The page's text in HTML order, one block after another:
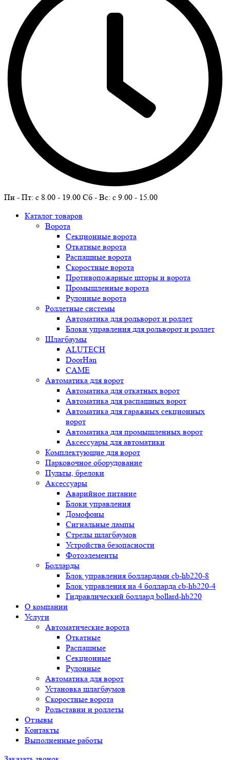
Пн - Пт: c 8.00 - 19.00 Сб - Вс: c 9.00 - 15.00
Каталог товаров
Ворота
Секционные ворота
Откатные ворота
Распашные ворота
Скоростные ворота
Противопожарные шторы и ворота
Промышленные ворота
Рулонные ворота
Роллетные системы
Автоматика для рольворот и роллет
Блоки управления для рольворот и роллет
Шлагбаумы
ALUTECH
DoorHan
CAME
Автоматика для ворот
Автоматика для откатных ворот
Автоматика для распашных ворот
Автоматика для гаражных секционных
ворот
Автоматика для промышленных ворот
Аксессуары для автоматики
Комплектующие для ворот
Парковочное оборудование
Пульты, брелоки
Аксессуары
Аварийное питание
Блоки управления
Домофоны
Сигнальные лампы
Стрелы шлагбаумов
Устройства безопасности
Фотоэлементы
Болларды
Блок управления боллардами cb-hb220-8
Блок управления на 4 болларда cb-hb220-4
Гидравлический боллард bollard-hb220
О компании
Услуги
Автоматические ворота
Откатные
Распашные
Секционные
Рулонные
Автоматика для ворот
Установка шлагбаумов
Скоростные ворота
Рольставни и роллеты
Отзывы
Контакты
Выполненные работы